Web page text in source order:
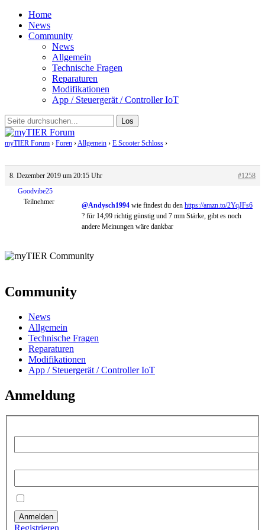
Home
News
Community
News
Allgemein
Technische Fragen
Reparaturen
Modifikationen
App / Steuergerät / Controller IoT
myTIER Forum › Foren ›Allgemein › E Scooter Schloss ›
8. Dezember 2019 um 20:15 Uhr
#1258
Goodvibe25
Teilnehmer
@Andysch1994 wie findest du den https://amzn.to/2YqJFs6
? für 14,99 richtig günstig und 7 mm Stärke, gibt es noch
andere Meinungen wäre dankbar
Community
News
Allgemein
Technische Fragen
Reparaturen
Modifikationen
App / Steuergerät / Controller IoT
Anmeldung
Anmelden